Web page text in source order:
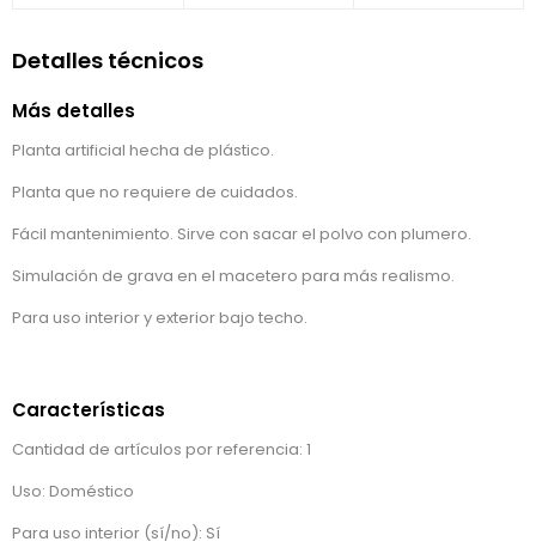
Detalles técnicos
Más detalles
Planta artificial hecha de plástico.
Planta que no requiere de cuidados.
Fácil mantenimiento. Sirve con sacar el polvo con plumero.
Simulación de grava en el macetero para más realismo.
Para uso interior y exterior bajo techo.
Características
Cantidad de artículos por referencia: 1
Uso: Doméstico
Para uso interior (sí/no): Sí